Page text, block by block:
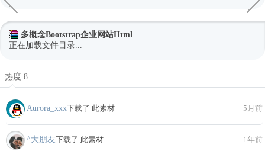
多概念Bootstrap企业网站Html
正在加载文件目录...
热度 8
Aurora_xxx下载了 此素材 5月前
^大朋友下载了 此素材 1年前